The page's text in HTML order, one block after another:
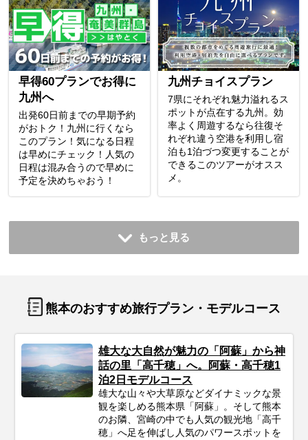
早得60プランでお得に
九州へ
出発60日前までの早期予約
がおトク！九州に行くなら
このプラン！気になる日程
は早めにチェック！人気の
日程は混み合うので早めに
予定を決めちゃおう！
九州チョイスプラン
7県にそれぞれ魅力溢れるス
ポットが点在する九州。効
率よく周遊するなら往復そ
れぞれ違う空港を利用し宿
泊も1泊づつ変更することが
できるこのツアーがオスス
メ。
もっと見る
熊本のおすすめ旅行プラン・モデルコース
雄大な大自然が魅力の「阿蘇」から神
話の里「高千穂」へ。阿蘇・高千穂1
泊2日モデルコース
雄大な山々や大草原などダイナミックな景
観を楽しめる熊本県「阿蘇」。そして熊本
のお隣、宮崎の中でも人気の観光地「高千
穂」へ足を伸ばし人気のパワースポットを